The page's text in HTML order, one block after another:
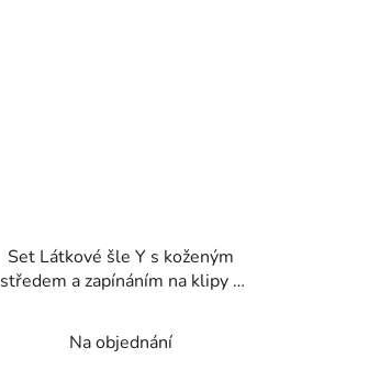
Set Látkové šle Y s koženým
středem a zapínáním na klipy -
881-983112-0
Na objednání